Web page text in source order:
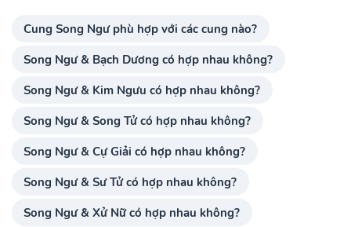
Cung Song Ngư phù hợp với các cung nào?
Song Ngư & Bạch Dương có hợp nhau không?
Song Ngư & Kim Ngưu có hợp nhau không?
Song Ngư & Song Tử có hợp nhau không?
Song Ngư & Cự Giải có hợp nhau không?
Song Ngư & Sư Tử có hợp nhau không?
Song Ngư & Xử Nữ có hợp nhau không?